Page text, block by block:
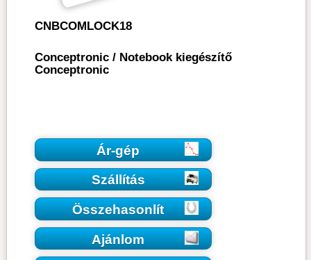
CNBCOMLOCK18
Conceptronic/ Notebook kiegészítő
Conceptronic
Ár-gép
Szállítás
Összehasonlít
Ajánlom